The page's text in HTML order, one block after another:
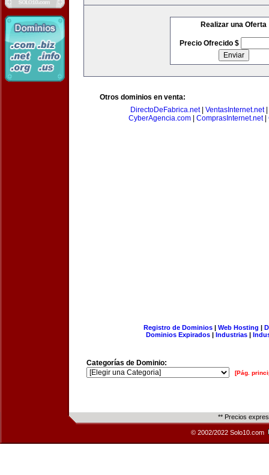
Realizar una Oferta
Precio Ofrecido $
Otros dominios en venta:
DirectoDeFabrica.net| VentasInternet.net|
CyberAgencia.com| ComprasInternet.net|
Registro de Dominios| Web Hosting |
Dominios Expirados | Industrias |
Categorías de Dominio:
[Pág.
** Precios
© 2002/2022 Solo10.com